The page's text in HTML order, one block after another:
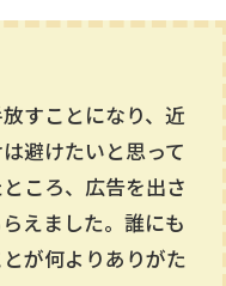
すことになり、近
避けたいと思って
ころ、広告を出さ
えました。誰にも
が何よりありがた